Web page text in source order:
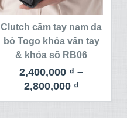
Clutch cầm tay nam da
bò Togo khóa vân tay
& khóa số RB06
2,400,000 ₫ –
2,800,000 ₫